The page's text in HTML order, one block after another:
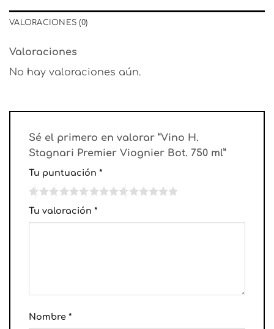
VALORACIONES (0)
Valoraciones
No hay valoraciones aún.
Sé el primero en valorar “Vino H.
Stagnari Premier Viognier Bot. 750 ml”
Tu puntuación *
Tu valoración *
Nombre *